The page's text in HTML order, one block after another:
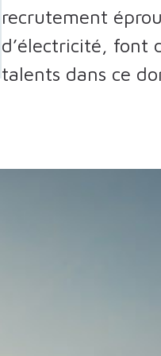
recrutement
d’électricité, font
talents dans ce